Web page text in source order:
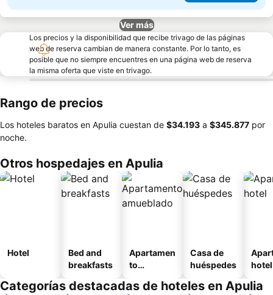
Ver más
Los precios y la disponibilidad que recibe trivago de las páginas
web de reserva cambian de manera constante. Por lo tanto, es
posible que no siempre encuentres en una página web de reserva
la misma oferta que viste en trivago.
Rango de precios
Los hoteles baratos en Apulia cuestan de ‎$34.193 a ‎$345.877 por
noche.
Otros hospedajes en Apulia
Hotel
Bed and
breakfasts
Apartamen
to
o
Casa de
huéspedes
hotel
Categorías destacadas de hoteles en Apulia